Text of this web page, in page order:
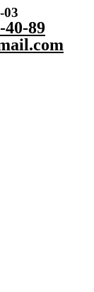
03
40-89